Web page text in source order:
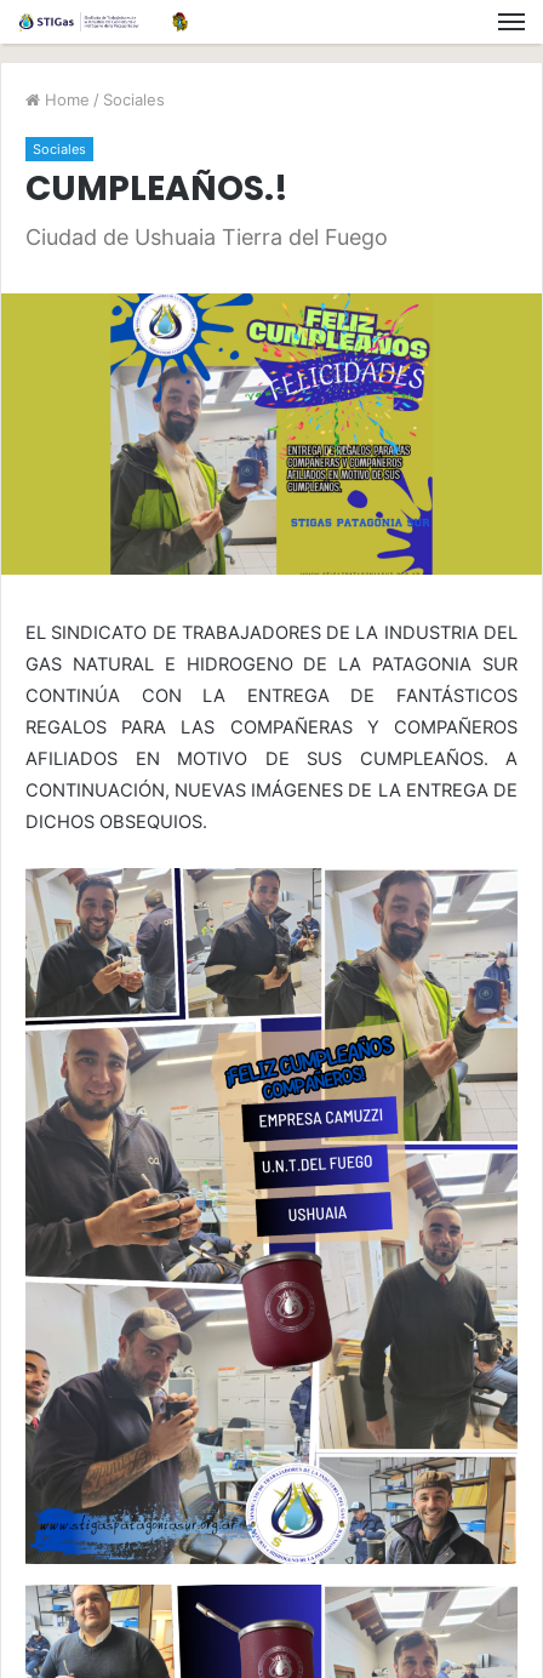
Home / Sociales
Sociales
CUMPLEAÑOS.!
Ciudad de Ushuaia Tierra del Fuego
EL SINDICATO DE TRABAJADORES DE LA INDUSTRIA DEL
GAS NATURAL E HIDROGENO DE LA PATAGONIA SUR
CONTINÚA CON LA ENTREGA DE FANTÁSTICOS
REGALOS PARA LAS COMPAÑERAS Y COMPAÑEROS
AFILIADOS EN MOTIVO DE SUS CUMPLEAÑOS. A
CONTINUACIÓN, NUEVAS IMÁGENES DE LA ENTREGA DE
DICHOS OBSEQUIOS.